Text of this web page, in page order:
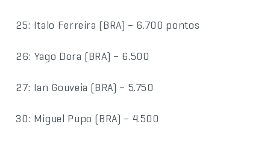
25: Italo Ferreira (BRA) – 6.700 pontos
26: Yago Dora (BRA) – 6.500
27: Ian Gouveia (BRA) – 5.750
30: Miguel Pupo (BRA) – 4.500